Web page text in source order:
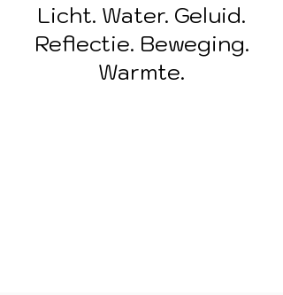
Licht. Water. Geluid.
Reflectie. Beweging.
Warmte.